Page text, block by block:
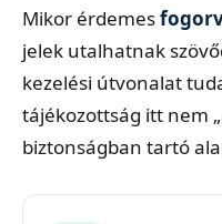
Mikor érdemes
jelek utalhatnak
kezelési útvonalat
tájékozottság itt nem
biztonságban tartó